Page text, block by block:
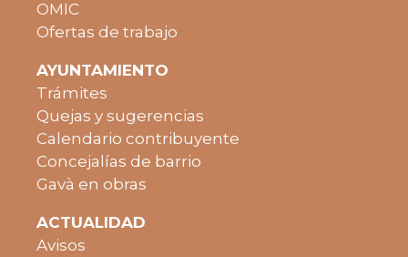
OMIC
Ofertas de trabajo
AYUNTAMIENTO
Trámites
Quejas y sugerencias
Calendario contribuyente
Concejalías de barrio
Gavà en obras
ACTUALIDAD
Avisos